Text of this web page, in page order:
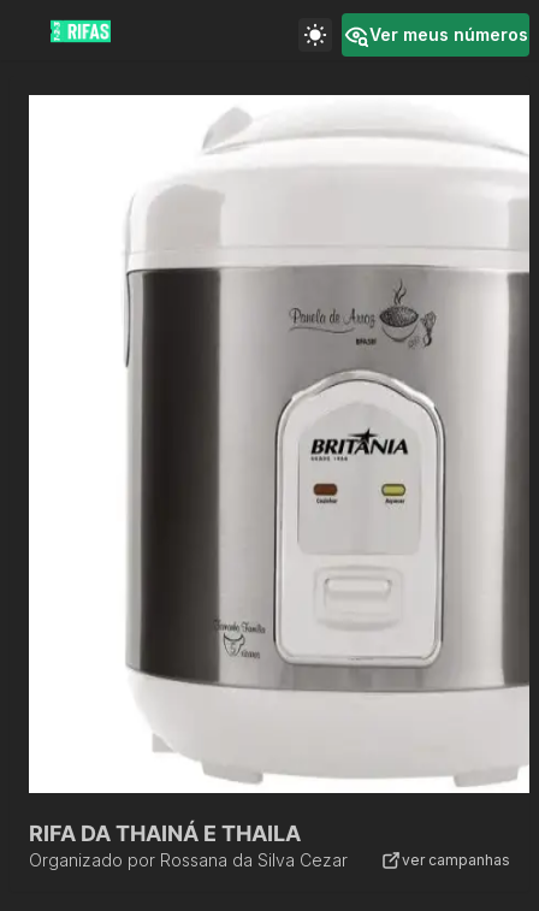
Ver meus números
RIFA DA THAINÁ E THAILA
Organizado por Rossana da Silva Cezar ver campanhas